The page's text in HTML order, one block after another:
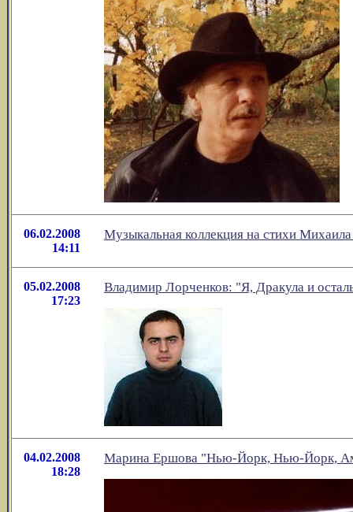
06.02.2008
14:11
Музыкальная коллекция на стихи
05.02.2008
17:23
Владимир Лорченков: "Я, Дракула и
04.02.2008
18:28
Марина Ершова "Нью-Йорк, Нью-Йорк,